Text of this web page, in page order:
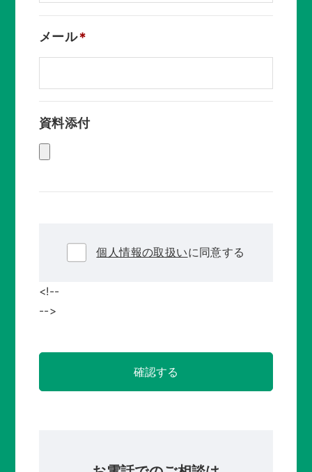
メール
資料添付
個人情報の取扱いに同意する
<!--
-->
確認する